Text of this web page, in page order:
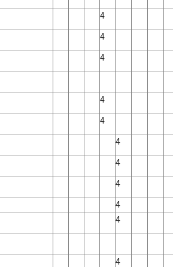
4
4
4
4
4
4
4
4
4
4
4